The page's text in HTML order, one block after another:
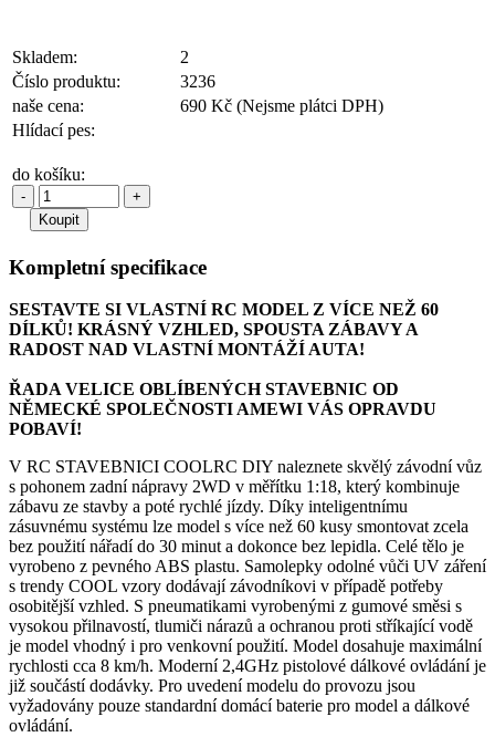
Skladem:
2
Číslo produktu:
3236
naše cena:
690 Kč (Nejsme plátci DPH)
Hlídací pes:
do košíku:
- +
Kompletní specifikace
SESTAVTE SI VLASTNÍ RC MODEL Z VÍCE NEŽ 60
DÍLKŮ! KRÁSNÝ VZHLED, SPOUSTA ZÁBAVY A
RADOST NAD VLASTNÍ MONTÁŽÍ AUTA!
ŘADA VELICE OBLÍBENÝCH STAVEBNIC OD
NĚMECKÉ SPOLEČNOSTI AMEWI VÁS OPRAVDU
POBAVÍ!
V RC STAVEBNICI COOLRC DIY naleznete skvělý závodní vůz
s pohonem zadní nápravy 2WD v měřítku 1:18, který kombinuje
zábavu ze stavby a poté rychlé jízdy. Díky inteligentnímu
zásuvnému systému lze model s více než 60 kusy smontovat zcela
bez použití nářadí do 30 minut a dokonce bez lepidla. Celé tělo je
vyrobeno z pevného ABS plastu. Samolepky odolné vůči UV záření
s trendy COOL vzory dodávají závodníkovi v případě potřeby
osobitější vzhled. S pneumatikami vyrobenými z gumové směsi s
vysokou přilnavostí, tlumiči nárazů a ochranou proti stříkající vodě
je model vhodný i pro venkovní použití. Model dosahuje maximální
rychlosti cca 8 km/h. Moderní 2,4GHz pistolové dálkové ovládání je
již součástí dodávky. Pro uvedení modelu do provozu jsou
vyžadovány pouze standardní domácí baterie pro model a dálkové
ovládání.